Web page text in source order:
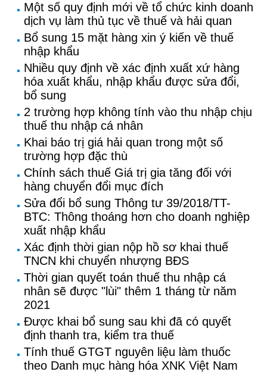
Một số quy định mới về tổ chức kinh doanh
dịch vụ làm thủ tục về thuế và hải quan
Bổ sung 15 mặt hàng xin ý kiến về thuế
nhập khẩu
Nhiều quy định về xác định xuất xứ hàng
hóa xuất khẩu, nhập khẩu được sửa đổi,
bổ sung
2 trường hợp không tính vào thu nhập chịu
thuế thu nhập cá nhân
Khai báo trị giá hải quan trong một số
trường hợp đặc thù
Chính sách thuế Giá trị gia tăng đối với
hàng chuyển đổi mục đích
Sửa đổi bổ sung Thông tư 39/2018/TT-
BTC: Thông thoáng hơn cho doanh nghiệp
xuất nhập khẩu
Xác định thời gian nộp hồ sơ khai thuế
TNCN khi chuyển nhượng BĐS
Thời gian quyết toán thuế thu nhập cá
nhân sẽ được "lùi" thêm 1 tháng từ năm
2021
Được khai bổ sung sau khi đã có quyết
định thanh tra, kiểm tra thuế
Tính thuế GTGT nguyên liệu làm thuốc
theo Danh mục hàng hóa XNK Việt Nam